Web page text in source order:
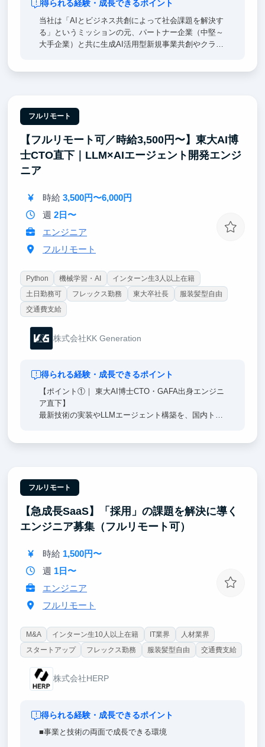
得られる経験・成長できるポイント
当社は「AIとビジネス共創によって社会課題を解決す
る」というミッションの元、パートナー企業（中堅～
大手企業）と共に生成AI活用型新規事業共創やクライ
実現させていくフェーズがあり、戦略/業務/ITコンサ
ルそれぞれの素養が必要になるため、当社にはそれぞ
れに見識を持ったメンバーが集まっています。
インターン生の方は、新規事業共創、コンサルティン
フルリモート
【フルリモート可／時給3,500円〜】東大AI博
士CTO直下｜LLM×AIエージェント開発エンジ
ニア
時給 3,500円〜6,000円
週 2日〜
エンジニア
フルリモート
Python 機械学習・AI
インターン生3人以上在籍
土日勤務可
フレックス勤務 東大卒社長
服装髪型自由
交通費支給
株式会社KK Generation
得られる経験・成長できるポイント
【ポイント①｜ 東大AI博士CTO・GAFA出身エンジニ
ア直下】
最新技術の実装やLLMエージェント構築を、国内トッ
ます。マッキンゼー出身の代表や精鋭チームと共に、
最新技術がビジネス価値に変わる瞬間を体感できま
す。
【ポイント③｜ 開発から社会実装まで一貫して担
検証（PoC）から本番環境へのデプロイまで一気通
貫。最大手ゼネコン様等への導入プロジェクトを通
フルリモート
【急成長SaaS】「採用」の課題を解決に導く
エンジニア募集（フルリモート可）
時給 1,500円〜
週 1日〜
エンジニア
フルリモート
M&A インターン生10人以上在籍 IT業界
人材業界
スタートアップ
フレックス勤務 服装髪型自由 交通費支給
株式会社HERP
得られる経験・成長できるポイント
■事業と技術の両面で成長できる環境